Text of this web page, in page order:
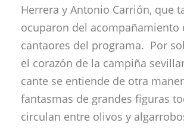
Herrera y Antonio Carrión, que
ocuparon del acompañamiento
cantaores del programa. Por
el corazón de la campiña
cante se entiende de otra
fantasmas de grandes figuras
circulan entre olivos y